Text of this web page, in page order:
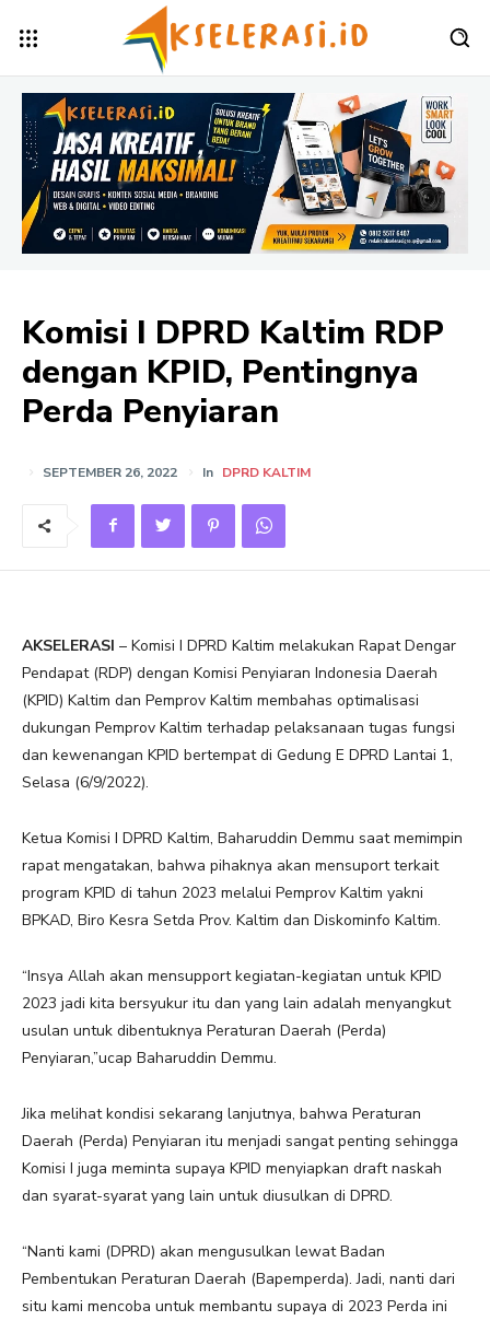
Komisi I DPRD Kaltim RDP
dengan KPID, Pentingnya
Perda Penyiaran
SEPTEMBER 26, 2022 In DPRD KALTIM
AKSELERASI – Komisi I DPRD Kaltim melakukan Rapat Dengar
Pendapat (RDP) dengan Komisi Penyiaran Indonesia Daerah
(KPID) Kaltim dan Pemprov Kaltim membahas optimalisasi
dukungan Pemprov Kaltim terhadap pelaksanaan tugas fungsi
dan kewenangan KPID bertempat di Gedung E DPRD Lantai 1,
Selasa (6/9/2022).
Ketua Komisi I DPRD Kaltim, Baharuddin Demmu saat memimpin
rapat mengatakan, bahwa pihaknya akan mensuport terkait
program KPID di tahun 2023 melalui Pemprov Kaltim yakni
BPKAD, Biro Kesra Setda Prov. Kaltim dan Diskominfo Kaltim.
“Insya Allah akan mensupport kegiatan-kegiatan untuk KPID
2023 jadi kita bersyukur itu dan yang lain adalah menyangkut
usulan untuk dibentuknya Peraturan Daerah (Perda)
Penyiaran,”ucap Baharuddin Demmu.
Jika melihat kondisi sekarang lanjutnya, bahwa Peraturan
Daerah (Perda) Penyiaran itu menjadi sangat penting sehingga
Komisi I juga meminta supaya KPID menyiapkan draft naskah
dan syarat-syarat yang lain untuk diusulkan di DPRD.
“Nanti kami (DPRD) akan mengusulkan lewat Badan
Pembentukan Peraturan Daerah (Bapemperda). Jadi, nanti dari
situ kami mencoba untuk membantu supaya di 2023 Perda ini